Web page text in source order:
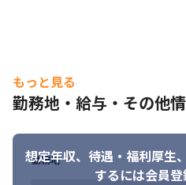
もっと見る
勤務地・給与・その他
想定年収、待遇・福利厚生、
するには会員
勤務地